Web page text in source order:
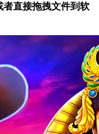
者直接拖拽文件到软